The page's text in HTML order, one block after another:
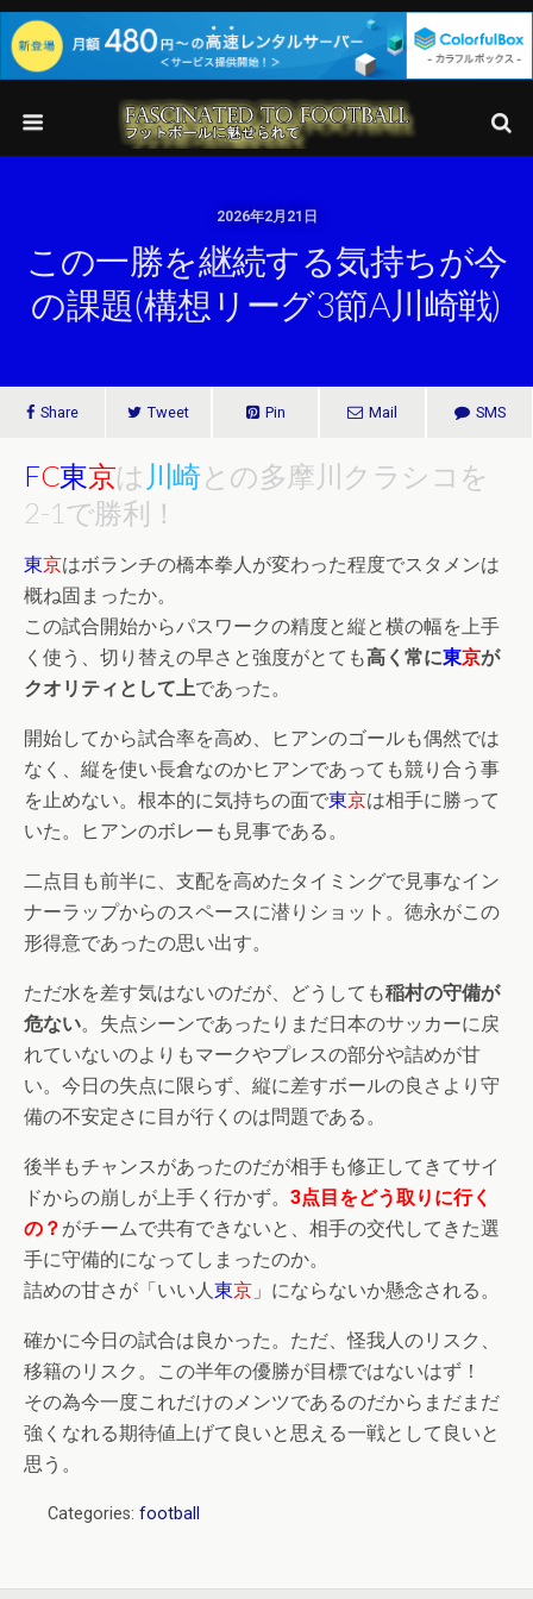
2026年2月21日
この一勝を継続する気持ちが今
の課題(構想リーグ3節A川崎戦)
Share Tweet Pin Mail SMS
FC東京は 川崎との多摩川クラシコを
2-1で勝利！
東京はボランチの橋本拳人が変わった程度でスタメンは
概ね固まったか。
この試合開始からパスワークの精度と縦と横の幅を上手
く使う、切り替えの早さと強度がとても高く常に東京が
クオリティとして上であった。
開始してから試合率を高め、ヒアンのゴールも偶然では
なく、縦を使い長倉なのかヒアンであっても競り合う事
を止めない。根本的に気持ちの面で東京は相手に勝って
いた。ヒアンのボレーも見事である。
二点目も前半に、支配を高めたタイミングで見事なイン
ナーラップからのスペースに潜りショット。徳永がこの
形得意であったの思い出す。
ただ水を差す気はないのだが、どうしても稲村の守備が
危ない。失点シーンであったりまだ日本のサッカーに戻
れていないのよりもマークやプレスの部分や詰めが甘
い。今日の失点に限らず、縦に差すボールの良さより守
備の不安定さに目が行くのは問題である。
後半もチャンスがあったのだが相手も修正してきてサイ
ドからの崩しが上手く行かず。 3点目をどう取りに行く
の？ がチームで共有できないと、相手の交代してきた選
手に守備的になってしまったのか。
詰めの甘さが「いい人東京 」にならないか懸念される。
確かに今日の試合は良かった。ただ、怪我人のリスク、
移籍のリスク。この半年の優勝が目標ではないはず！
その為今一度これだけのメンツであるのだからまだまだ
強くなれる期待値上げて良いと思える一戦として良いと
思う。
Categories: football